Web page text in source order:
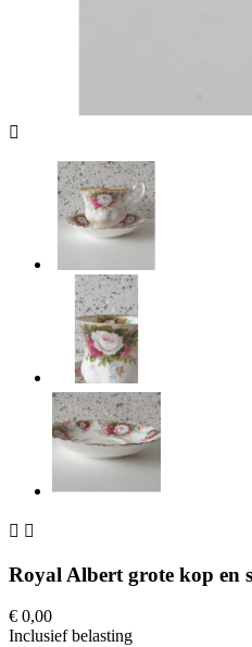

 
Royal Albert grote kop en
€ 0,00
Inclusief belasting